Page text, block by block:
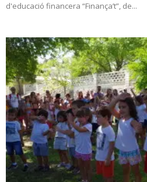
d'educació financera “Finança’t”, de...